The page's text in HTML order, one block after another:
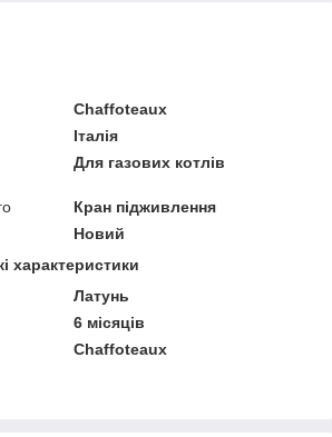
Chaffoteaux
Італія
Для газових котлів
Кран підживлення
Новий
характеристики
Латунь
6 місяців
Сhaffoteaux